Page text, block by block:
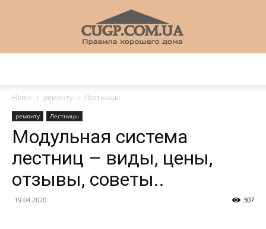
портал
Home ремонту Лестницы
ремонту Лестницы
Модульная система
лестниц – виды, цены,
отзывы, советы..
19.04.2020 307